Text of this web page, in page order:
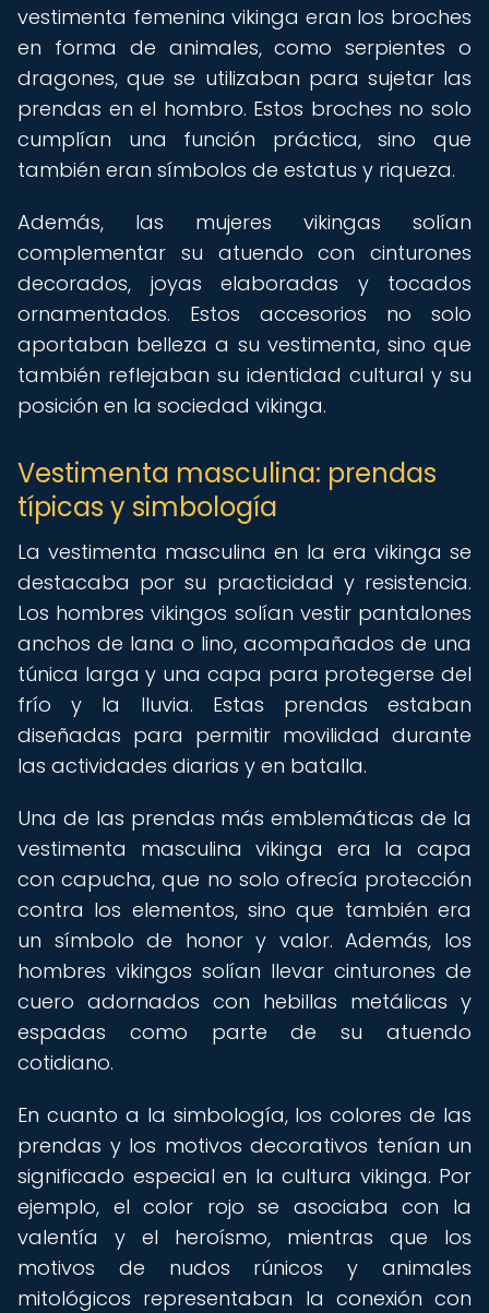
vestimenta femenina vikinga eran los broches
en forma de animales, como serpientes o
dragones, que se utilizaban para sujetar las
prendas en el hombro. Estos broches no solo
cumplían una función práctica, sino que
también eran símbolos de estatus y riqueza.
Además, las mujeres vikingas solían
complementar su atuendo con cinturones
decorados, joyas elaboradas y tocados
ornamentados. Estos accesorios no solo
aportaban belleza a su vestimenta, sino que
también reflejaban su identidad cultural y su
posición en la sociedad vikinga.
Vestimenta masculina: prendas
típicas y simbología
La vestimenta masculina en la era vikinga se
destacaba por su practicidad y resistencia.
Los hombres vikingos solían vestir pantalones
anchos de lana o lino, acompañados de una
túnica larga y una capa para protegerse del
frío y la lluvia. Estas prendas estaban
diseñadas para permitir movilidad durante
las actividades diarias y en batalla.
Una de las prendas más emblemáticas de la
vestimenta masculina vikinga era la capa
con capucha, que no solo ofrecía protección
contra los elementos, sino que también era
un símbolo de honor y valor. Además, los
hombres vikingos solían llevar cinturones de
cuero adornados con hebillas metálicas y
espadas como parte de su atuendo
cotidiano.
En cuanto a la simbología, los colores de las
prendas y los motivos decorativos tenían un
significado especial en la cultura vikinga. Por
ejemplo, el color rojo se asociaba con la
valentía y el heroísmo, mientras que los
motivos de nudos rúnicos y animales
mitológicos representaban la conexión con